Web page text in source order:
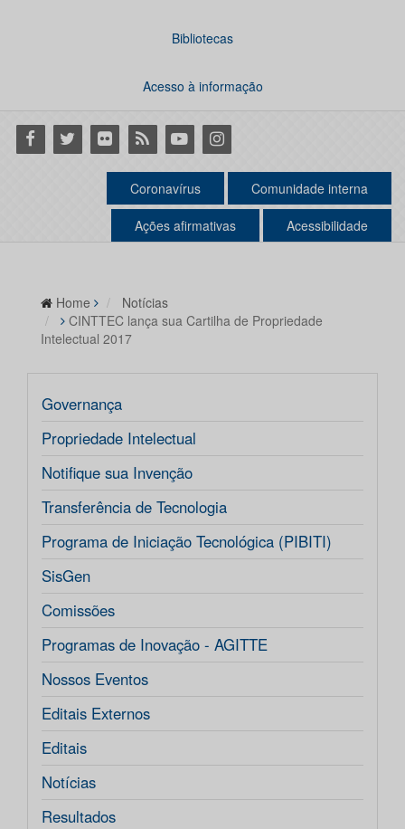
Bibliotecas
Acesso à informação
Facebook
Twitter Flickr RSS YoutubeInstagram
Coronavírus Comunidade interna
Ações afirmativas Acessibilidade
Home
Notícias
CINTTEC lança sua Cartilha de Propriedade
Intelectual 2017
Governança
Propriedade Intelectual
Notifique sua Invenção
Transferência de Tecnologia
Programa de Iniciação Tecnológica (PIBITI)
SisGen
Comissões
Programas de Inovação - AGITTE
Nossos Eventos
Editais Externos
Editais
Notícias
Resultados